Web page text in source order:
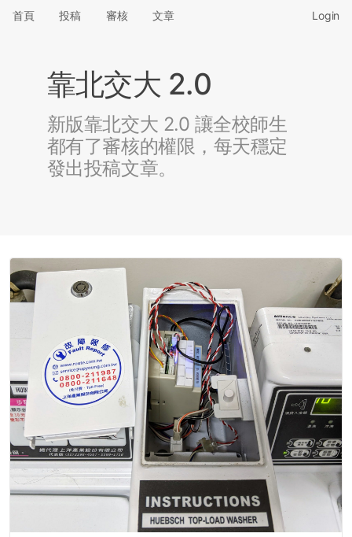
首頁 投稿 審核 文章 Login
靠北交大 2.0
新版靠北交大 2.0 讓全校師生
都有了審核的權限，每天穩定
發出投稿文章。